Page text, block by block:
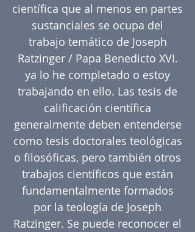
científica que al menos en partes
sustanciales se ocupa del
trabajo temático de Joseph
Ratzinger / Papa Benedicto XVI.
ya lo he completado o estoy
trabajando en ello. Las tesis de
calificación científica
generalmente deben entenderse
como tesis doctorales teológicas
o filosóficas, pero también otros
trabajos científicos que están
fundamentalmente formados
por la teología de Joseph
Ratzinger. Se puede reconocer el